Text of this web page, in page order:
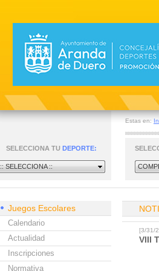
Estas en:
SELECCIONA TU DEPORTE:
:: SELECCIONA ::
Juegos Escolares
Calendario
Actualidad
Inscripciones
Normativa
[3/31/
VIII